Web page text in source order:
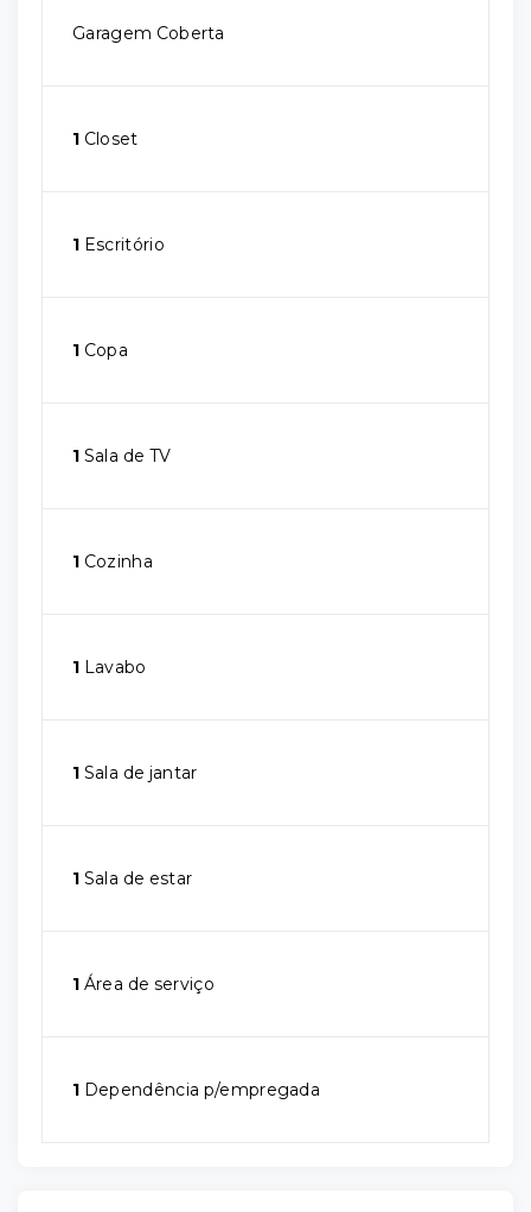
Garagem Coberta
1 Closet
1 Escritório
1 Copa
1 Sala de TV
1 Cozinha
1 Lavabo
1 Sala de jantar
1 Sala de estar
1 Área de serviço
1 Dependência p/empregada